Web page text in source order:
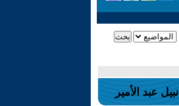
نبيل عبد الأمير